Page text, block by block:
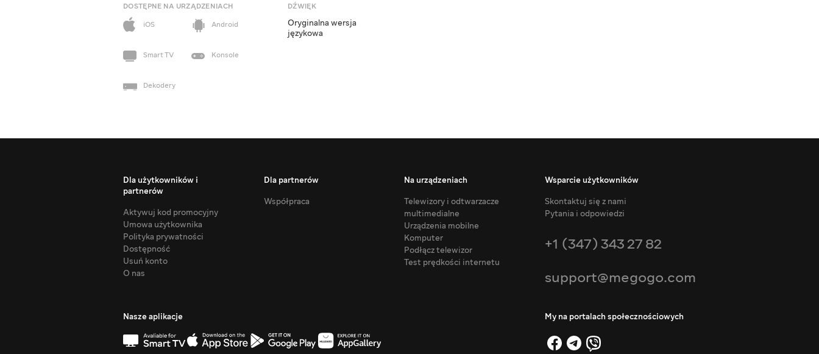
DOSTĘPNE NA URZĄDZENIACH
iOS
Android
Smart TV Konsole
Dekodery
DŹWIĘK
Oryginalna wersja
językowa
Dla użytkowników i
partnerów
Aktywuj kod promocyjny
Umowa użytkownika
Polityka prywatności
Dostępność
Usuń konto
O nas
Dla partnerów
Współpraca
Na urządzeniach
Telewizory i odtwarzacze
multimedialne
Urządzenia mobilne
Komputer
Podłącz telewizor
Test prędkości internetu
Wsparcie użytkowników
Skontaktuj się z nami
Pytania i odpowiedzi
+1 (347) 343 27 82
support@megogo.com
Nasze aplikacje My na portalach społecznościowych